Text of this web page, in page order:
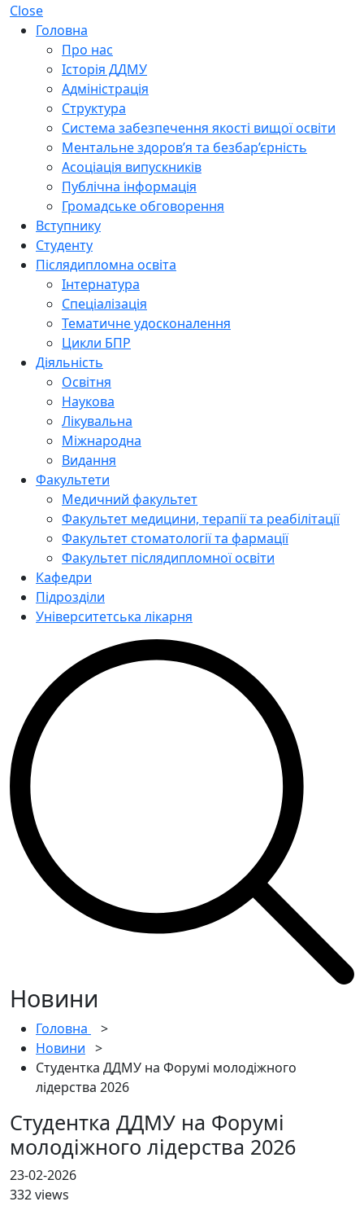
Close
Головна
Про нас
Історія ДДМУ
Адміністрація
Структура
Система забезпечення якості вищої освіти
Ментальне здоров’я та безбар’єрність
Асоціація випускників
Публічна інформація
Громадське обговорення
Вступнику
Студенту
Післядипломна освіта
Інтернатура
Спеціалізація
Тематичне удосконалення
Цикли БПР
Діяльність
Освітня
Наукова
Лікувальна
Міжнародна
Видання
Факультети
Медичний факультет
Факультет медицини, терапії та реабілітації
Факультет стоматології та фармації
Факультет післядипломної освіти
Кафедри
Підрозділи
Університетська лікарня
Новини
Головна
>
Новини >
Студентка ДДМУ на Форумі молодіжного
лідерства 2026
Студентка ДДМУ на Форумі
молодіжного лідерства 2026
23-02-2026
332 views